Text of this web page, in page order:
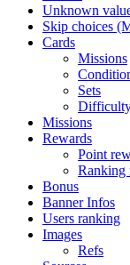
Unknown
Skip choices
Cards
Missions
Sets
Missions
Rewards
Point
Ranking
Bonus
Banner Infos
Users ranking
Images
Refs